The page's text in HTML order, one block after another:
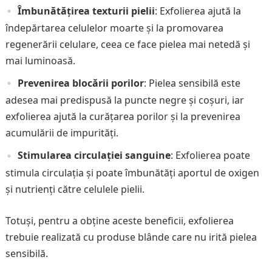
Îmbunătățirea texturii pielii: Exfolierea ajută la
îndepărtarea celulelor moarte și la promovarea
regenerării celulare, ceea ce face pielea mai netedă și
mai luminoasă.
Prevenirea blocării porilor: Pielea sensibilă este
adesea mai predispusă la puncte negre și coșuri, iar
exfolierea ajută la curățarea porilor și la prevenirea
acumulării de impurități.
Stimularea circulației sanguine: Exfolierea poate
stimula circulația și poate îmbunătăți aportul de oxigen
și nutrienți către celulele pielii.
Totuși, pentru a obține aceste beneficii, exfolierea
trebuie realizată cu produse blânde care nu irită pielea
sensibilă.